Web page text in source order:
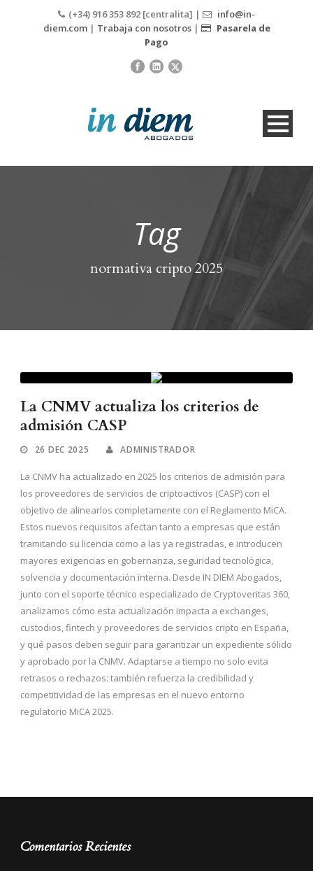
(+34) 916 353 892 [centralita] |
info@in-
diem.com| Trabaja con nosotros|
Pasarela de
Pago
Tag
normativa cripto 2025
La CNMV actualiza los criterios de
admisión CASP
26 DEC 2025 ADMINISTRADOR
La CNMV ha actualizado en 2025 los criterios de admisión para
los proveedores de servicios de criptoactivos (CASP) con el
objetivo de alinearlos completamente con el Reglamento MiCA.
Estos nuevos requisitos afectan tanto a empresas que están
tramitando su licencia como a las ya registradas, e introducen
mayores exigencias en gobernanza, seguridad tecnológica,
solvencia y documentación interna. Desde IN DIEM Abogados,
junto con el soporte técnico especializado de Cryptoveritas 360,
analizamos cómo esta actualización impacta a exchanges,
custodios, fintech y proveedores de servicios cripto en España,
y qué pasos deben seguir para garantizar un expediente sólido
y aprobado por la CNMV. Adaptarse a tiempo no solo evita
retrasos o rechazos: también refuerza la credibilidad y
competitividad de las empresas en el nuevo entorno
regulatorio MiCA 2025.
Comentarios Recientes